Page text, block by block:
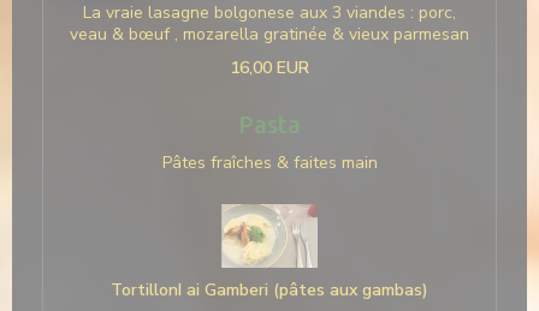
La vraie lasagne bolgonese aux 3 viandes : porc,
veau & bœuf , mozarella gratinée & vieux parmesan
16,00 EUR
Pasta
Pâtes fraîches & faites main
TortillonI ai Gamberi (pâtes aux gambas)